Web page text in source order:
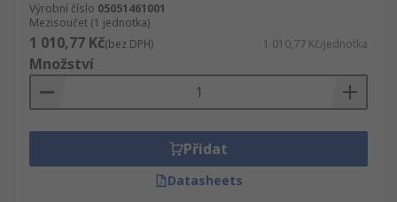
Výrobní číslo 05051461001
Mezisoučet (1 jednotka)
1 010,77 Kč(bez DPH) 1 010,77 Kč/jednotka
Množství
Přidat
Datasheets